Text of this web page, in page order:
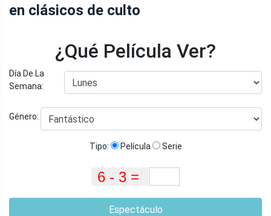
en clásicos de culto
¿Qué Película Ver?
Día De La
Semana:
Género:
Tipo: Película Serie
Espectáculo